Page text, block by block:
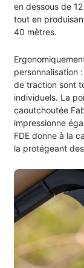
en dessous de
tout en
40 mètres.
personnalisation
de traction sont
individuels. La
caoutchoutée
impressionne
FDE donne à la
la protégeant